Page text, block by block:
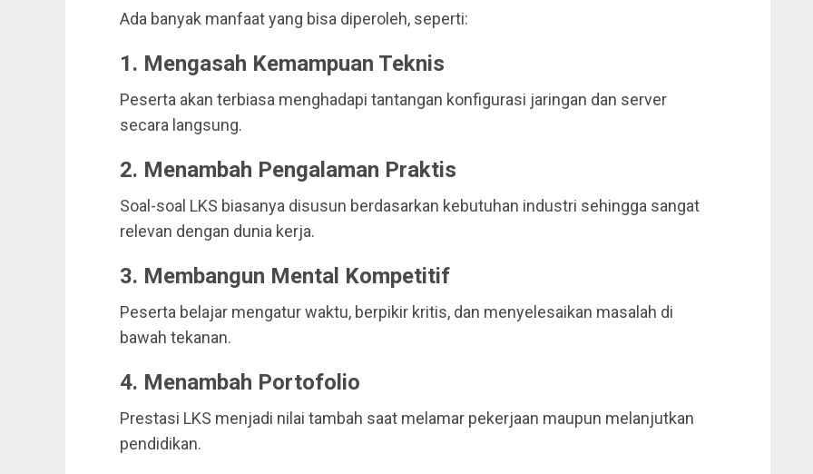
Ada banyak manfaat yang bisa diperoleh, seperti:
1. Mengasah Kemampuan Teknis
Peserta akan terbiasa menghadapi tantangan konfigurasi jaringan dan server
secara langsung.
2. Menambah Pengalaman Praktis
Soal-soal LKS biasanya disusun berdasarkan kebutuhan industri sehingga sangat
relevan dengan dunia kerja.
3. Membangun Mental Kompetitif
Peserta belajar mengatur waktu, berpikir kritis, dan menyelesaikan masalah di
bawah tekanan.
4. Menambah Portofolio
Prestasi LKS menjadi nilai tambah saat melamar pekerjaan maupun melanjutkan
pendidikan.